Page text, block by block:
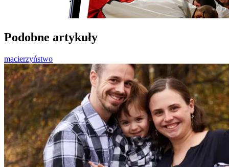
Podobne artykuły
macierzyństwo